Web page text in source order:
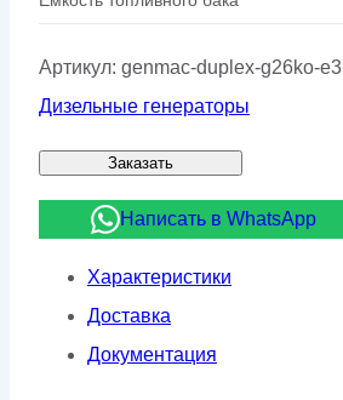
Артикул: genmac-duplex-g26ko-e3
Дизельные генераторы
Заказать
Написать в WhatsApp
Характеристики
Доставка
Документация